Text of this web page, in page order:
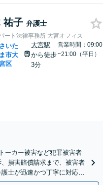
祐子 弁護士
ート法律事務所 大宮オフィス
さいた
ま市大
区
大宮駅
から徒歩
3分
営業時間：09:00
~21:00（平日）
ーカー被害など犯罪被害者
損害賠償請求まで、被害者
士が迅速かつ丁寧に対応し